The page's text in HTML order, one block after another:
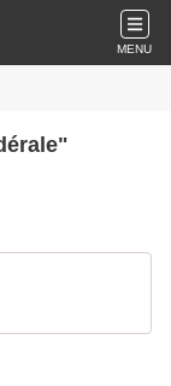
MENU